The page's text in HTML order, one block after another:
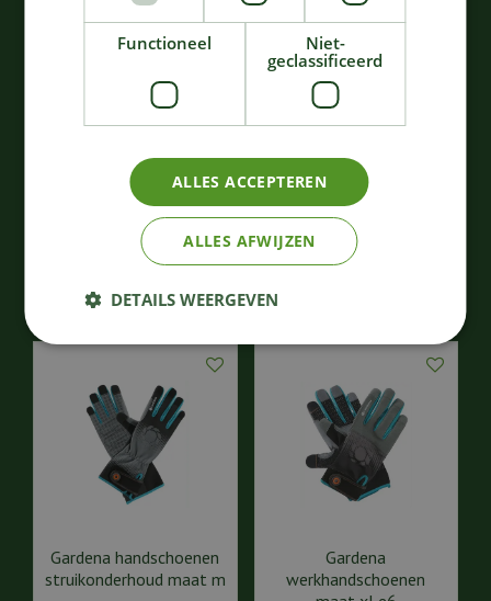
Gardena handschoenen
rozenonderhoud maat m
32,99
Bestellen
Gardena handschoenen
struikonderhoud maat l
€ 24
Bestellen
Gardena handschoenen
struikonderhoud maat m
Gardena
werkhandschoenen
Functioneel
Niet-
geclassificeerd
ALLES ACCEPTEREN
ALLES AFWIJZEN
DETAILS WEERGEVEN